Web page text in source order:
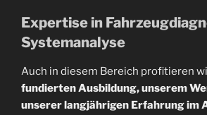
Expertise in
Systemanalyse
Auch in diesem Bereich profitieren
fundierten Ausbildung, unserem
unserer langjährigen Erfahrung im